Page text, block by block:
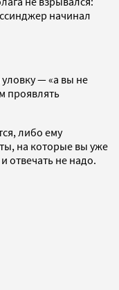
начинал
— «а вы не
проявлять
либо ему
на которые вы уже
отвечать не надо.